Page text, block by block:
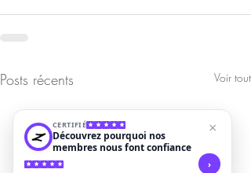
Posts récents Voir tout
CERTIFIÉ
Découvrez pourquoi nos
membres nous font confiance
×
›